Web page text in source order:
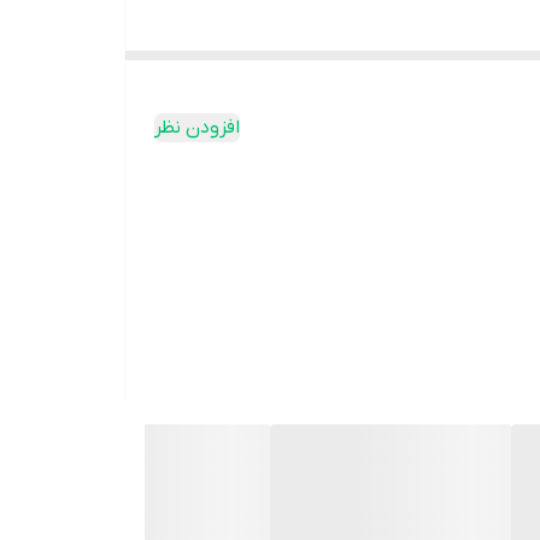
افزودن نظر